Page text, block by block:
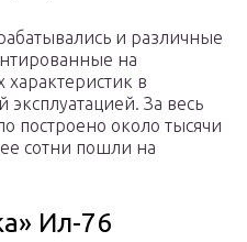
и различные
на
в
эксплуатацией. За весь
построено около тысячи
сотни пошли на
Ил-76